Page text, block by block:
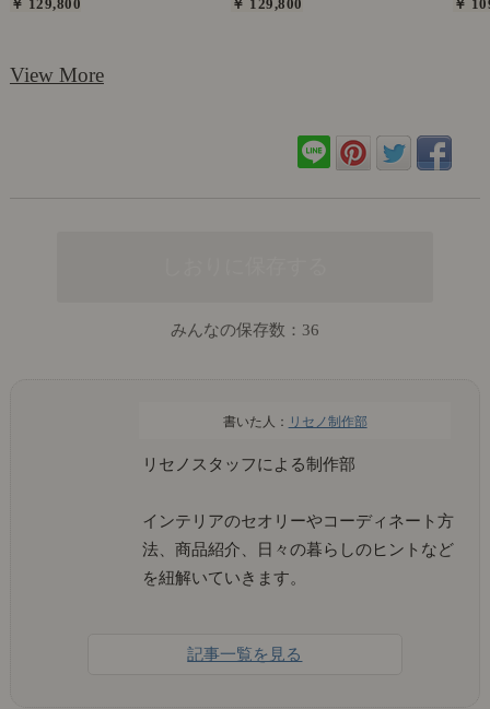
￥ 129,800 ￥ 129,800 ￥
View More
みんなの保存数： 36
リセノ制作部
リセノスタッフによる制作部
インテリアのセオリーやコーディネート方
法、商品紹介、日々の暮らしのヒントなど
を紐解いていきます。
記事一覧を見る